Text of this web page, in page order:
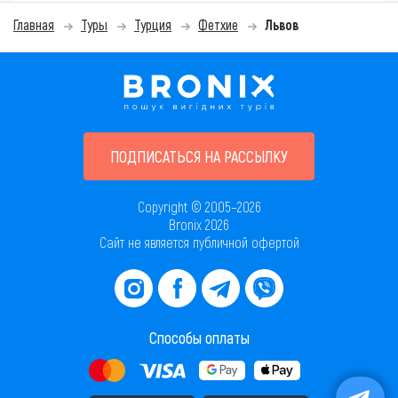
Главная Туры Турция Фетхие Львов
ПОДПИСАТЬСЯ НА РАССЫЛКУ
Copyright © 2005–2026
Bronix 2026
Сайт не является публичной офертой
Способы оплаты